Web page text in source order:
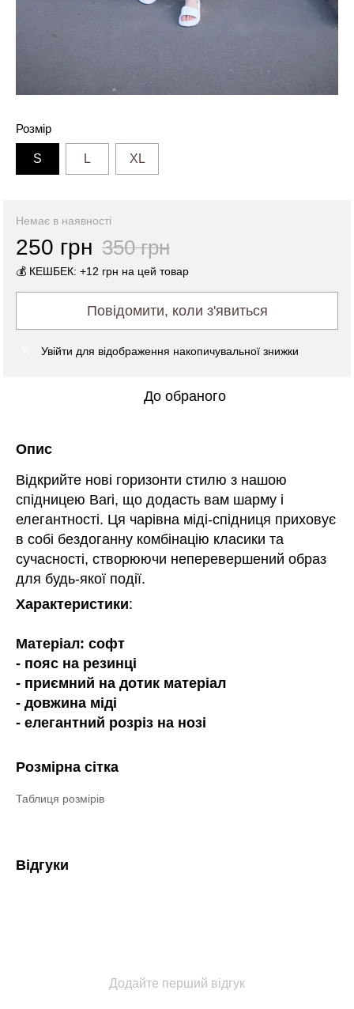
Розмір
S L XL
Немає в наявності
250 грн 350 грн
💰 КЕШБЕК: +12 грн на цей товар
Повідомити, коли з'явиться
Увійти для відображення накопичувальної знижки
До обраного
Опис
Відкрийте нові горизонти стилю з нашою
спідницею Bari, що додасть вам шарму і
елегантності. Ця чарівна міді-спідниця приховує
в собі бездоганну комбінацію класики та
сучасності, створюючи неперевершений образ
для будь-якої події.
Характеристики:
Матеріал: софт
- пояс на резинці
- приємний на дотик матеріал
- довжина міді
- елегантний розріз на нозі
Розмірна сітка
Таблиця розмірів
Відгуки
Додайте перший відгук